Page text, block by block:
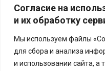
Согласие на
и их обработку
Мы используем файлы
для сбора и анализа
и использовании сайта, а
страхования урожая
с государственной